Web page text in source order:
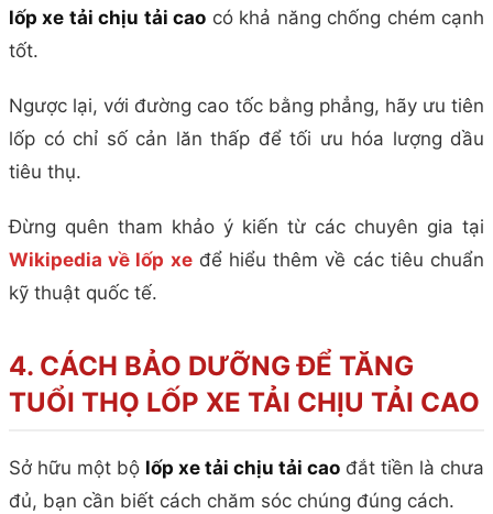
lốp xe tải chịu tải cao có khả năng chống chém cạnh
tốt.
Ngược lại, với đường cao tốc bằng phẳng, hãy ưu tiên
lốp có chỉ số cản lăn thấp để tối ưu hóa lượng dầu
tiêu thụ.
Đừng quên tham khảo ý kiến từ các chuyên gia tại
Wikipedia về lốp xeđể hiểu thêm về các tiêu chuẩn
kỹ thuật quốc tế.
4. CÁCH BẢO DƯỠNG ĐỂ TĂNG
TUỔI THỌ LỐP XE TẢI CHỊU TẢI CAO
Sở hữu một bộ lốp xe tải chịu tải cao đắt tiền là chưa
đủ, bạn cần biết cách chăm sóc chúng đúng cách.